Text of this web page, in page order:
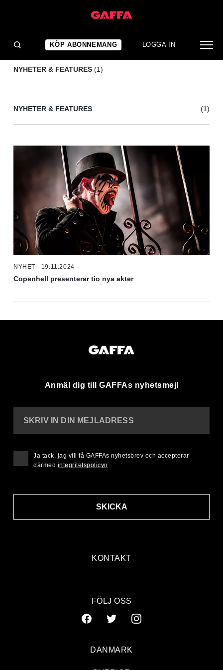
KÖP ABONNEMANG LOGGA IN
NYHETER & FEATURES (1)
NYHETER & FEATURES (1)
NYHET - 19.11.2024
Copenhell presenterar tio nya akter
Anmäl dig till GAFFAs nyhetsmejl
KONTAKT
SKRIV IN DIN MEJLADRESS
SKICKA
Ja tack, jag vill få GAFFAs nyhetsbrev och accepterar
därmed integritetspolicyn
FÖLJ OSS
DANMARK